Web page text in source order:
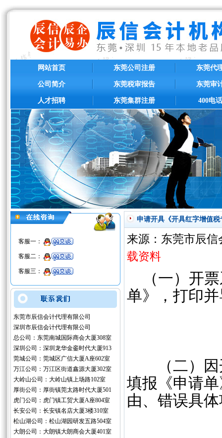
网站首页
公司简介
人才招聘
东莞公司注册
东莞税审报告
东莞集群注册
东莞代
东莞审
400电
客服一：
客服二：
客服三：
东莞市辰信会计代理有限公司
深圳市辰信会计代理有限公司
总公司：东莞南城国际商会大厦308室
深圳公司：深圳龙华金銮时代大厦913
莞城公司：莞城区广信大厦A座602室
万江公司：万江区街道鑫源大厦302室
大岭山公司：大岭山镇上场路102室
厚街公司：厚街镇莞太路时代大厦501
虎门公司：虎门镇工贸大厦A座804室
长安公司：长安镇名店大厦3楼310室
松山湖公司：松山湖园研发五路504室
大朗公司：大朗镇大朗商会大厦401室
申请开具《开具红字增值
来源：东莞市辰
载资料
（一）开票
单》，打印
（二）因开
填报《申请
由、错误具